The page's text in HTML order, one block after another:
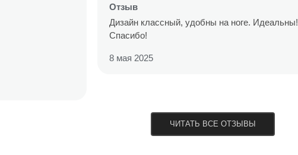
Отзыв
Дизайн классный, удобны на ноге. Идеальны!
Спасибо!
8 мая 2025
ЧИТАТЬ ВСЕ ОТЗЫВЫ